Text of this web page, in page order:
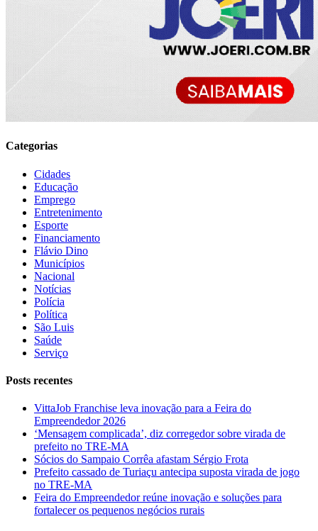
Categorias
Cidades
Educação
Emprego
Entretenimento
Esporte
Financiamento
Flávio Dino
Municípios
Nacional
Notícias
Polícia
Política
São Luis
Saúde
Serviço
Posts recentes
VittaJob Franchise leva inovação para a Feira do
Empreendedor 2026
‘Mensagem complicada’, diz corregedor sobre virada de
prefeito no TRE-MA
Sócios do Sampaio Corrêa afastam Sérgio Frota
Prefeito cassado de Turiaçu antecipa suposta virada de jogo
no TRE-MA
Feira do Empreendedor reúne inovação e soluções para
fortalecer os pequenos negócios rurais